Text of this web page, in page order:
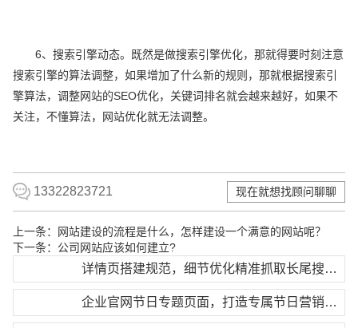
6、搜索引擎动态。既然是做搜索引擎优化，那就得要时刻注意
搜索引擎的算法调整，如果增加了什么新的规则，那就根据搜索引
擎算法，调整网站的SEO优化，关键词排名就会越来越好，如果不
关注，不懂算法，网站优化就无法调整。
13322823721 现在就想找顾问聊聊
上一条：
网站建设的流程是什么，怎样建设一个满意的网站呢？
下一条： 公司网站应该如何建立?
详情页搭建规范，细节优化精准抓取长尾搜索流量
企业官网节日专题页面，打造专属节日营销页面